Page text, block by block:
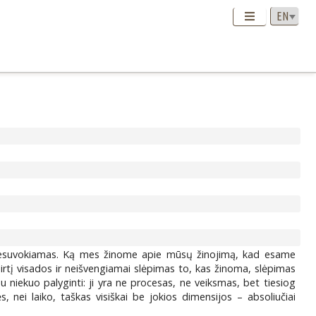
Ką mes žinome apie mūsų žinojimą, kad esame
visados ir neišvengiamai slėpimas to, kas žinoma, slėpimas
niekuo palyginti: ji yra ne procesas, ne veiksmas, bet tiesiog
nei laiko, taškas visiškai be jokios dimensijos – absoliučiai